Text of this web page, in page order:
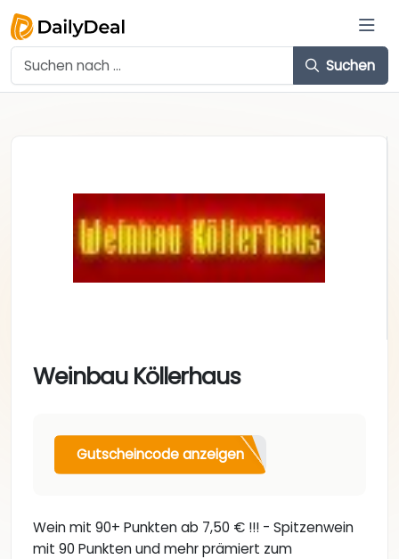
Suchen
Weinbau Köllerhaus
Gutscheincode anzeigen
Wein mit 90+ Punkten ab 7,50 € !!! - Spitzenwein
mit 90 Punkten und mehr prämiert zum